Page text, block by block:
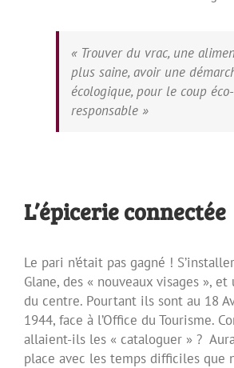
« Trouver du vrac, une
plus saine, avoir une
écologique, pour le coup éco-
responsable »
L’épicerie connectée
Le pari n’était pas gagné !
Glane, des « nouveaux visages »,
du centre. Pourtant ils sont au 18
1944, face à l’Office du Tourisme.
allaient-ils les « cataloguer » ?
place avec les temps difficiles que